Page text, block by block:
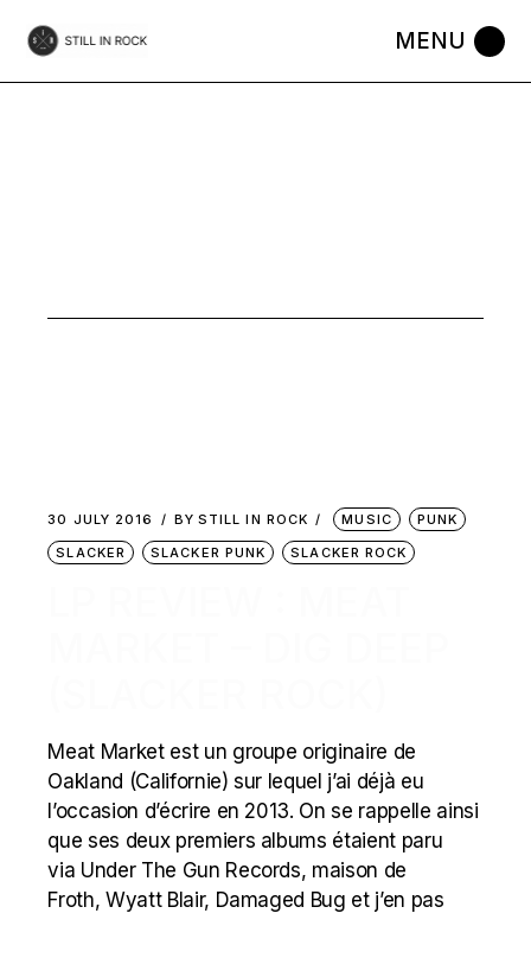
the
30 JULY 2016 BY STILL IN ROCK MUSIC
PUNK
SLACKER
SLACKER PUNK SLACKER ROCK
Meat Market est un groupe originaire de
Oakland (Californie) sur lequel j’ai déjà eu
l’occasion d’écrire en 2013. On se rappelle ainsi
que ses deux premiers albums étaient paru
via Under The Gun Records, maison de
Froth, Wyatt Blair, Damaged Bug et j’en pas